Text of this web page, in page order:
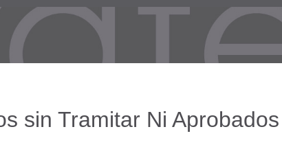
sin Tramitar Ni Aprobados